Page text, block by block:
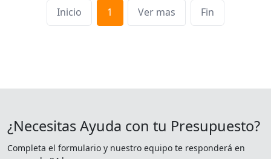
Inicio 1 Ver mas Fin
¿Necesitas Ayuda con tu Presupuesto?
Completa el formulario y nuestro equipo te responderá en